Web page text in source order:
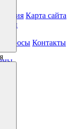
Карта сайта
вопросы Контакты